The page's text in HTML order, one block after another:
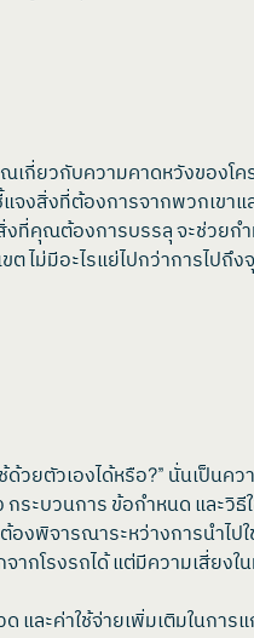
วกับความคาดหวังของโค
งสิ่งที่ต้องการจากพวกเขาแ
ณต้องการบรรลุ จะช่วยกำ
ไม่มีอะไรแย่ไปกว่าการไป
ยตัวเองได้หรือ?” นั่นเป็นค
ะบวนการ ข้อกำหนด และ
องพิจารณาระหว่างการนำไปใ
ากโรงรถได้ แต่มีความเสี่ย
ะค่าใช้จ่ายเพิ่มเติมในการแ